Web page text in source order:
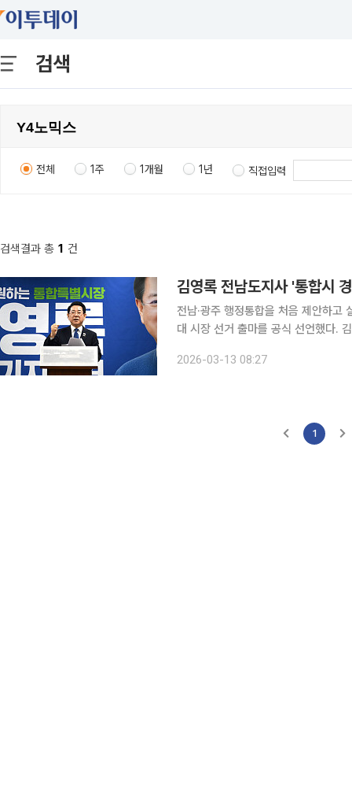
검색
전체 1주 1개월 1년 직접입력
검색결과 총 1 건
김영록 전남도지사 '통합시
전남·광주 행정통합을 처음 제안하고
대 시장 선거 출마를 공식 선언했다. 김 예비후보는 김대중광장과 광주시의회 브리핑룸, 순천대 열
를 뛰어넘는 대한민국의 새로운 미래
2026-03-13 08:27
1